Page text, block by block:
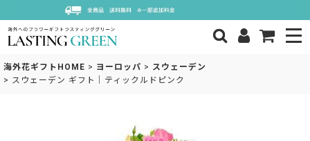
海外花ギフトHOME > ヨーロッパ > スウェーデン
> スウェーデン ギフト｜ティックルドピンク